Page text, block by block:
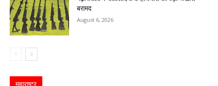
बरामद
August 6, 2026
महाराष्ट्र